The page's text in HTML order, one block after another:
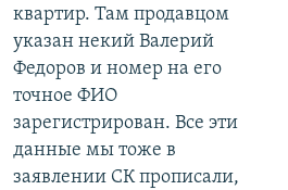
квартир. Там продавцом
указан некий Валерий
Федоров и номер на его
точное ФИО
зарегистрирован. Все эти
данные мы тоже в
заявлении СК прописали,